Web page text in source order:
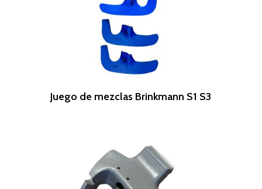
Leer Más
Juego de mezclas Brinkmann S1 S3